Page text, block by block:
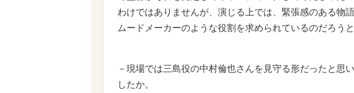
わけではありませんが、演じる上では、緊張感のある物
ムードメーカーのような役割を求められているのだろう
－現場では三島役の中村倫也さんを見守る形だったと思
したか。